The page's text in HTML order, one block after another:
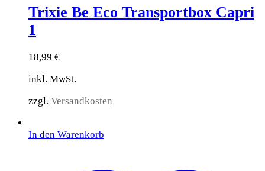
Trixie Be Eco Transportbox Capri
1
18,99 €
inkl. MwSt.
zzgl. Versandkosten
In den Warenkorb